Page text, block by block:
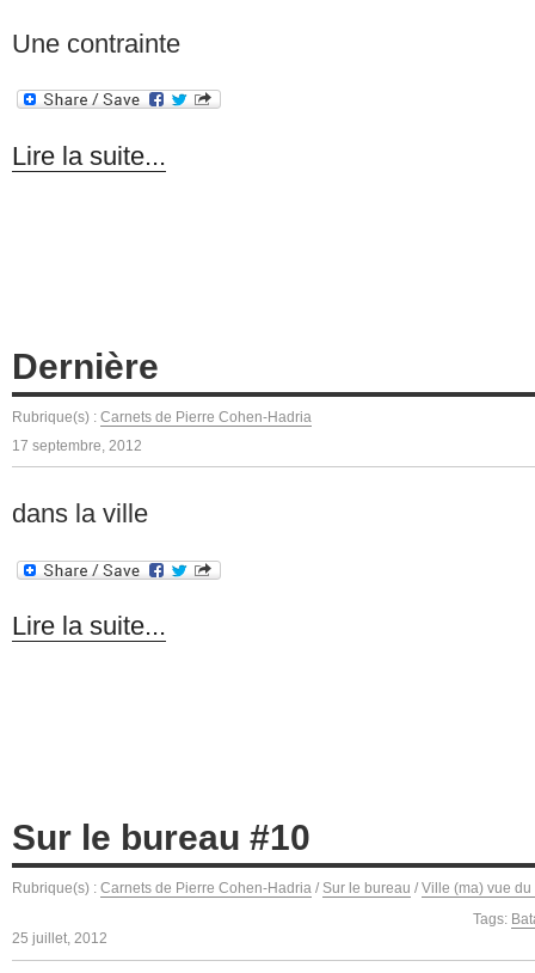
Une contrainte
Lire la suite...
Dernière
Rubrique(s) : Carnets de Pierre Cohen-Hadria
17 septembre, 2012
dans la ville
Lire la suite...
Sur le bureau #10
Rubrique(s) : Carnets de Pierre Cohen-Hadria / Sur le bureau / Ville (ma) vue du
Tags:
25 juillet, 2012